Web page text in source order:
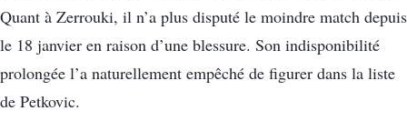
Quant à Zerrouki, il n’a plus disputé le moindre match depuis
le 18 janvier en raison d’une blessure. Son indisponibilité
prolongée l’a naturellement empêché de figurer dans la liste
de Petkovic.